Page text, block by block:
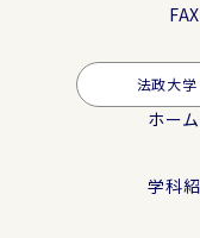
法政大学
ホーム
学科